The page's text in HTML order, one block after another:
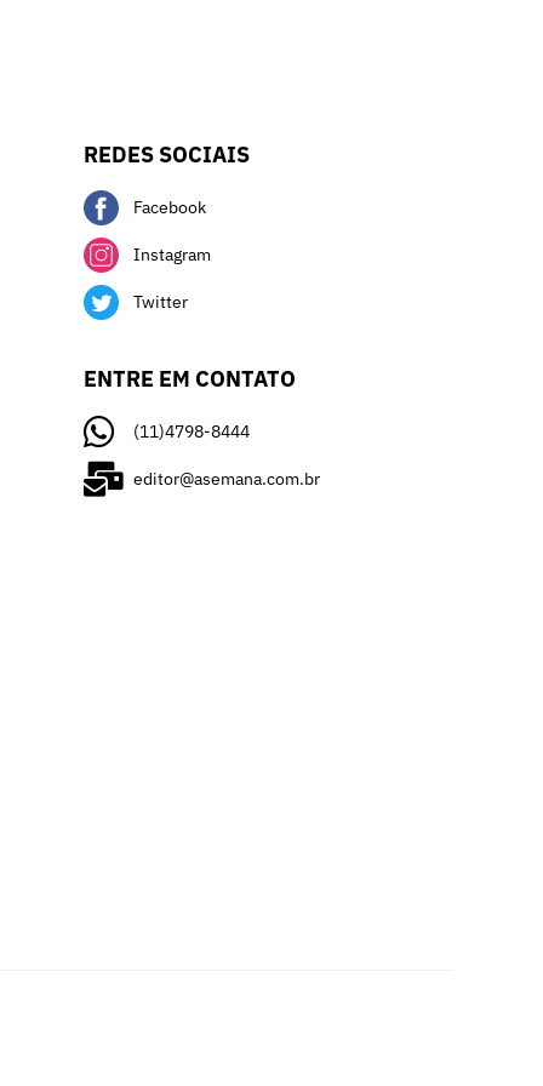
REDES SOCIAIS
Facebook
Instagram
Twitter
ENTRE EM CONTATO
(11)4798-8444
editor@asemana.com.br